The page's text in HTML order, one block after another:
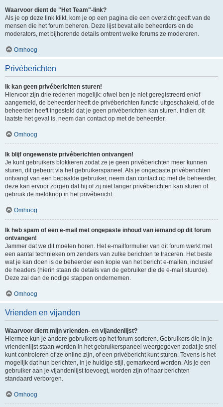
Waarvoor dient de "Het Team"-link?
Als je op deze link klikt, kom je op een pagina die een overzicht geeft van de
mensen die het forum beheren. Deze lijst bevat alle beheerders en de
moderators, met bijhorende details omtrent welke forums ze modereren.
Omhoog
Privéberichten
Ik kan geen privéberichten sturen!
Hiervoor zijn drie redenen mogelijk: ofwel ben je niet geregistreerd en/of
aangemeld, de beheerder heeft de privéberichten functie uitgeschakeld, of de
beheerder heeft ingesteld dat je geen privéberichten kan sturen. Indien dit
laatste het geval is, neem dan contact op met de beheerder.
Omhoog
Ik blijf ongewenste privéberichten ontvangen!
Je kunt gebruikers blokkeren zodat ze je geen privéberichten meer kunnen
sturen, dit gebeurt via het gebruikerspaneel. Als je ongepaste privéberichten
ontvangt van een bepaalde gebruiker, neem dan contact op met de beheerder,
deze kan ervoor zorgen dat hij of zij niet langer privéberichten kan sturen of
gebruik de meldknop in het privébericht.
Omhoog
Ik heb spam of een e-mail met ongepaste inhoud van iemand op dit forum
ontvangen!
Jammer dat we dit moeten horen. Het e-mailformulier van dit forum werkt met
een aantal technieken om zenders van zulke berichten te traceren. Het beste
wat je kan doen is de beheerder een kopie van het bericht e-mailen, inclusief
de headers (hierin staan de details van de gebruiker die de e-mail stuurde).
Deze zal dan de nodige stappen ondernemen.
Omhoog
Vrienden en vijanden
Waarvoor dient mijn vrienden- en vijandenlijst?
Hiermee kun je andere gebruikers op het forum sorteren. Gebruikers die in je
vriendenlijst staan worden in het gebruikerspaneel weergegeven zodat je snel
kunt controleren of ze online zijn, of een privébericht kunt sturen. Tevens is het
mogelijk dat hun berichten, in je huidige stijl, gemarkeerd worden. Als je een
gebruiker aan je vijandenlijst toevoegt, worden zijn of haar berichten
standaard verborgen.
Omhoog